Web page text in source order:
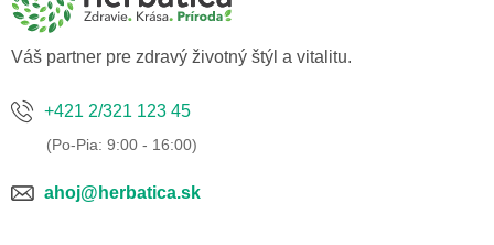
Váš partner pre zdravý životný štýl a vitalitu.
+421 2/321 123 45
ahoj@herbatica.sk